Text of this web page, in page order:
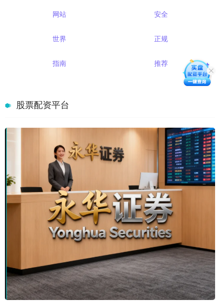
网站 安全
世界 正规
指南 推荐
股票配资平台